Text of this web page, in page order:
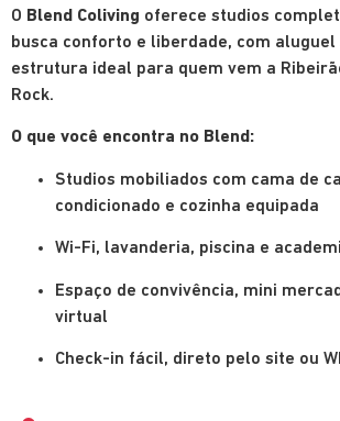
O Blend Coliving oferece studios
busca conforto e liberdade, com
estrutura ideal para quem vem a
Rock.
O que você encontra no Blend:
Studios mobiliados com cama de
condicionado e cozinha equipada
Wi-Fi, lavanderia, piscina e
Espaço de convivência, mini
virtual
Check-in fácil, direto pelo site ou